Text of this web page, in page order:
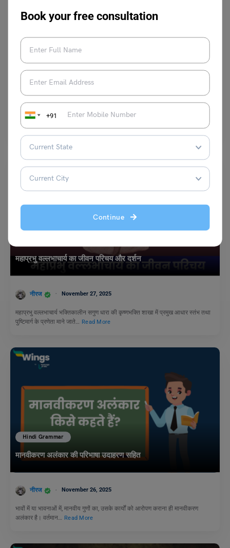
Book your free consultation
+91
Continue
हिंदी कविता के प्रमुख कवि त्रिलोचन का जीवन परिचय
नीरज November 26, 2025
वासुदेव सिंह यानी ‘त्रिलोचन शास्त्री’ प्रगतिशील काव्य-धारा के प्रमुख कवि थे। क्या आप
जानते हैं कि वे आधुनिक…
महाप्रभु वल्लभाचार्य का जीवन परिचय और दर्शन
नीरज November 27, 2025
महाप्रभु वल्लभाचार्य भक्तिकालीन सगुण धारा की कृष्णभक्ति शाखा में प्रमुख आधार स्तंभ तथा
पुष्टिमार्ग के प्रणेता माने जाते…
Read More
Hindi Grammar
मानवीकरण अलंकार की परिभाषा उदाहरण सहित
नीरज November 26, 2025
भावों में या भावनाओं में, मानवीय गुणों का, उसके कार्यों को आरोपण कराना ही मानवीकरण
अलंकार है। वर्तमान… Read More